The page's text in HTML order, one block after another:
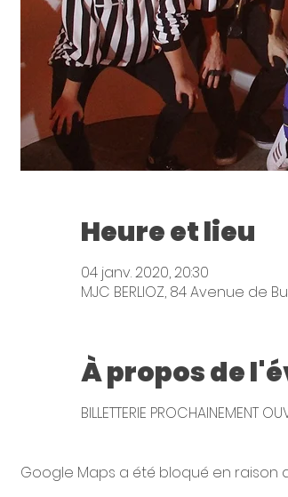
Heure et lieu
04 janv. 2020, 20:30
MJC BERLIOZ, 84 Avenue de
À propos de
BILLETTERIE PROCHAINEMENT
Google Maps a été bloqué en